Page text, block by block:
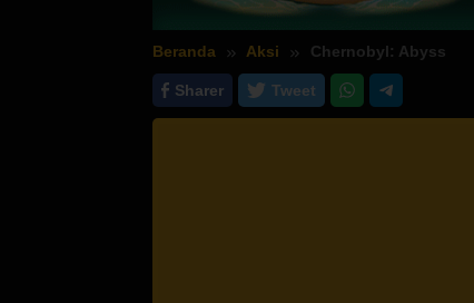
Beranda Aksi Chernobyl: Abyss
Sharer Tweet